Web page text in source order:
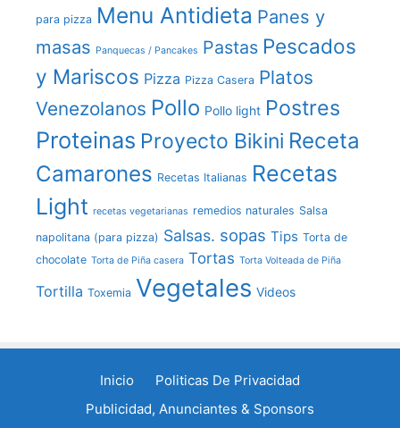
para pizza Menu Antidieta Panes y
masas Panquecas / Pancakes Pastas Pescados
y Mariscos Pizza Pizza Casera Platos
Venezolanos Pollo Pollo light Postres
Proteinas Proyecto Bikini Receta
Camarones Recetas Italianas Recetas
Light recetas vegetarianas remedios naturales Salsa
napolitana (para pizza) Salsas. sopas Tips Torta de
chocolate Torta de Piña casera Tortas Torta Volteada de Piña
Tortilla Toxemia Vegetales Videos
Inicio
Politicas De Privacidad
Publicidad, Anunciantes & Sponsors